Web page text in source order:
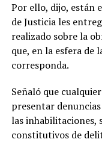
Por ello, dijo, están
de Justicia les
realizado sobre la
que, en la esfera de
corresponda.
Señaló que
presentar
las inhabilitaciones,
constitutivos de